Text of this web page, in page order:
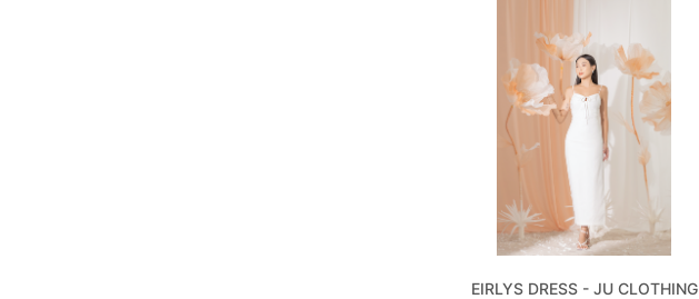
EIRLYS DRESS - JU CLOTHING